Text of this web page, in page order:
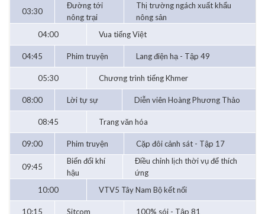
03:30
Đường tới
nông trại
Thị trường ngách xuất khẩu
nông sản
04:00
Vua tiếng Việt
04:45 Phim truyện Lang điện hạ - Tập 49
05:30 Chương trình tiếng Khmer
08:00 Lời tự sự Diễn viên Hoàng Phương Thảo
08:45 Trang văn hóa
09:00 Phim truyện Cặp đôi cảnh sát - Tập 17
09:45
Biến đổi khí
hậu
Điều chỉnh lịch thời vụ để thích
ứng
10:00
VTV5 Tây Nam Bộ kết nối
10:15 Sitcom 100% sói - Tập 81